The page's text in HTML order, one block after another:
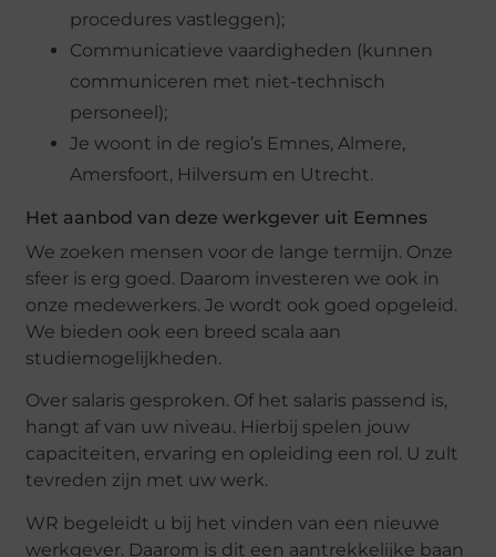
procedures vastleggen);
Communicatieve vaardigheden (kunnen
communiceren met niet-technisch
personeel);
Je woont in de regio’s Emnes, Almere,
Amersfoort, Hilversum en Utrecht.
Het aanbod van deze werkgever uit Eemnes
We zoeken mensen voor de lange termijn. Onze
sfeer is erg goed. Daarom investeren we ook in
onze medewerkers. Je wordt ook goed opgeleid.
We bieden ook een breed scala aan
studiemogelijkheden.
Over salaris gesproken. Of het salaris passend is,
hangt af van uw niveau. Hierbij spelen jouw
capaciteiten, ervaring en opleiding een rol. U zult
tevreden zijn met uw werk.
WR begeleidt u bij het vinden van een nieuwe
werkgever. Daarom is dit een aantrekkelijke baan